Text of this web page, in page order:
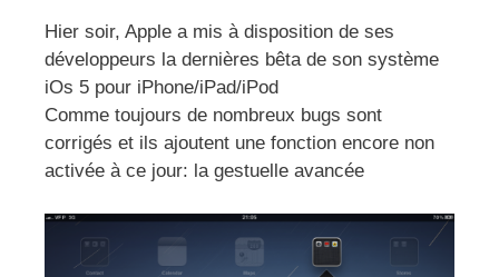
Hier soir, Apple a mis à disposition de ses
développeurs la dernières bêta de son système
iOs 5 pour iPhone/iPad/iPod
Comme toujours de nombreux bugs sont
corrigés et ils ajoutent une fonction encore non
activée à ce jour: la gestuelle avancée